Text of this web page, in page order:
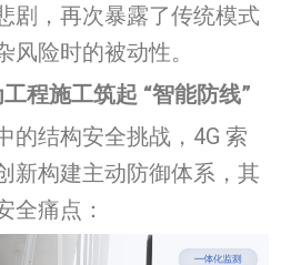
剧，再次暴露了传统模式
险时的被动性。
程施工筑起 “智能防线”
的结构安全挑战，4G 索
新构建主动防御体系，其
全痛点：